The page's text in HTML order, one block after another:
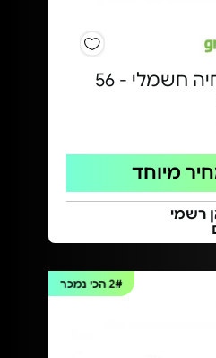
גוזם גדר חיה חשמלי - ​56
מיוחד
רשמי
2#הכי נמכר